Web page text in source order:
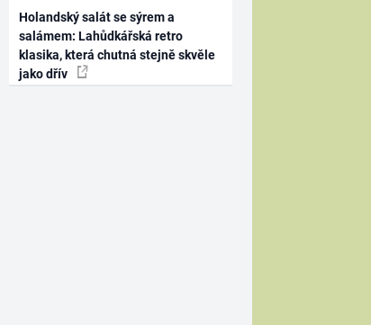
Holandský salát se sýrem a
salámem: Lahůdkářská retro
klasika, která chutná stejně skvěle
jako dřív